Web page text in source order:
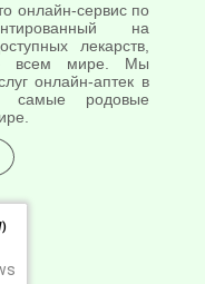
онлайн-сервис по
на
лекарств,
всем мире. Мы
онлайн-аптек в
самые родовые